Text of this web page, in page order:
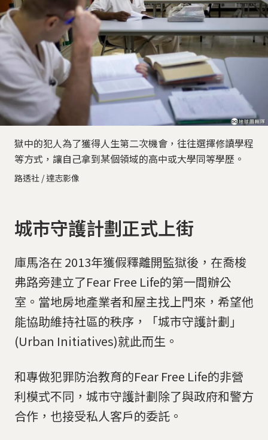
獄中的犯人為了獲得人生第二次機會，往往選擇修讀學程
等方式，讓自己拿到某個領域的高中或大學同等學歷。
路透社 / 達志影像
城市守護計劃正式上街
庫馬洛在 2013年獲假釋離開監獄後，在喬梭
弗路旁建立了Fear Free Life的第一間辦公
室。當地房地產業者和屋主找上門來，希望他
能協助維持社區的秩序，「城市守護計劃」
(Urban Initiatives)就此而生。
和專做犯罪防治教育的Fear Free Life的非營
利模式不同，城市守護計劃除了與政府和警方
合作，也接受私人客戶的委託。